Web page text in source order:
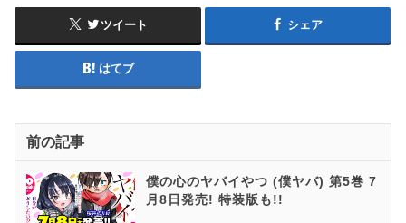
ツイート シェア
はてブ
前の記事
僕の心のヤバイやつ (僕ヤバ) 第5巻 7
月8日発売! 特装版も!!